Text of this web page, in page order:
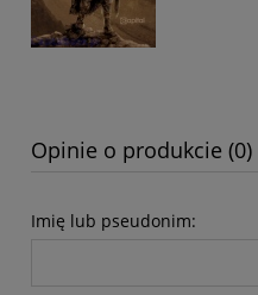
Opinie o produkcie (0)
Imię lub pseudonim: